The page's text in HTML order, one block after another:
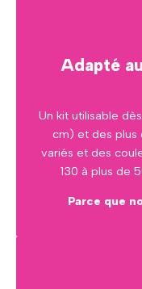
Adapté
Un kit utilisable
cm) et des plus
variés et des
130 à plus de
Parce que